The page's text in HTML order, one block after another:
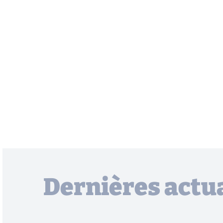
Dernières